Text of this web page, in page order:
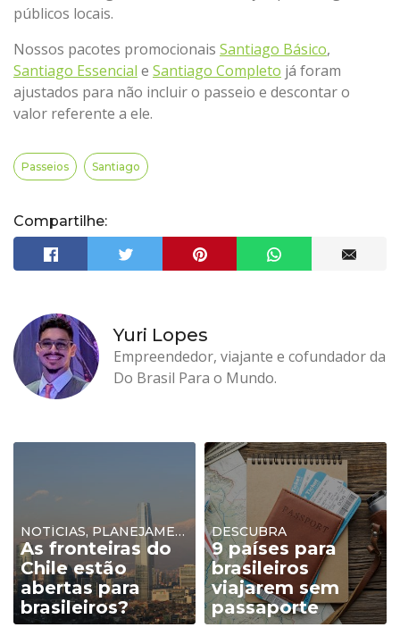
públicos locais.
Nossos pacotes promocionais Santiago Básico,
Santiago Essencial e Santiago Completo já foram
ajustados para não incluir o passeio e descontar o
valor referente a ele.
Passeios Santiago
Compartilhe:
Yuri Lopes
Empreendedor, viajante e cofundador da
Do Brasil Para o Mundo.
NOTÍCIAS, PLANEJAMENTO
As fronteiras do
Chile estão
abertas para
brasileiros?
DESCUBRA
9 países para
brasileiros
viajarem sem
passaporte